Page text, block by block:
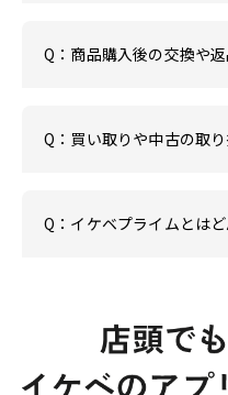
Q：商品購入後の交換や
Q：買い取りや中古の取
Q：イケベプライムとは